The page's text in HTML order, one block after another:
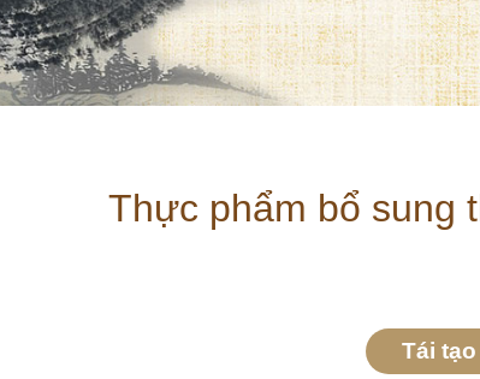
Thực phẩm bổ sung
Tái